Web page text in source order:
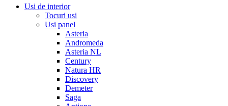
Usi de interior
Tocuri usi
Usi panel
Asteria
Andromeda
Asteria NL
Century
Natura HR
Discovery
Demeter
Saga